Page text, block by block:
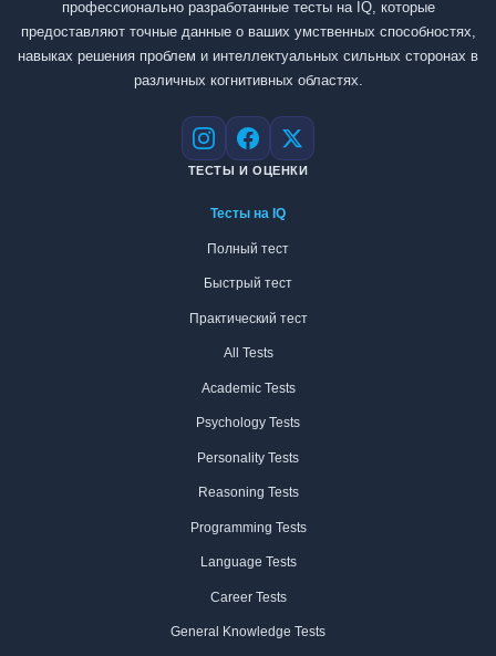
профессионально разработанные тесты на IQ, которые
предоставляют точные данные о ваших умственных способностях,
навыках решения проблем и интеллектуальных сильных сторонах в
различных когнитивных областях.
Instagram
Facebook
X
ТЕСТЫ И ОЦЕНКИ
Тесты на IQ
Полный тест
Быстрый тест
Практический тест
All Tests
Academic Tests
Psychology Tests
Personality Tests
Reasoning Tests
Programming Tests
Language Tests
Career Tests
General Knowledge Tests